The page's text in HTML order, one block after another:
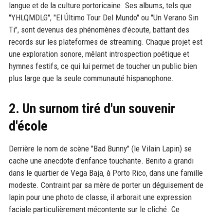
langue et de la culture portoricaine. Ses albums, tels que
"YHLQMDLG", "El Último Tour Del Mundo" ou "Un Verano Sin
Ti", sont devenus des phénomènes d'écoute, battant des
records sur les plateformes de streaming. Chaque projet est
une exploration sonore, mêlant introspection poétique et
hymnes festifs, ce qui lui permet de toucher un public bien
plus large que la seule communauté hispanophone.
2. Un surnom tiré d'un souvenir
d'école
Derrière le nom de scène "Bad Bunny" (le Vilain Lapin) se
cache une anecdote d'enfance touchante. Benito a grandi
dans le quartier de Vega Baja, à Porto Rico, dans une famille
modeste. Contraint par sa mère de porter un déguisement de
lapin pour une photo de classe, il arborait une expression
faciale particulièrement mécontente sur le cliché. Ce